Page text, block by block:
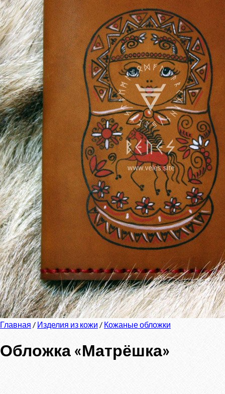
Главная / Изделия из кожи / Кожаные обложки
Обложка «Матрёшка»